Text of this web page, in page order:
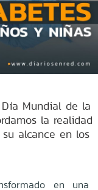
Mundial de la
la realidad
alcance en los
en una